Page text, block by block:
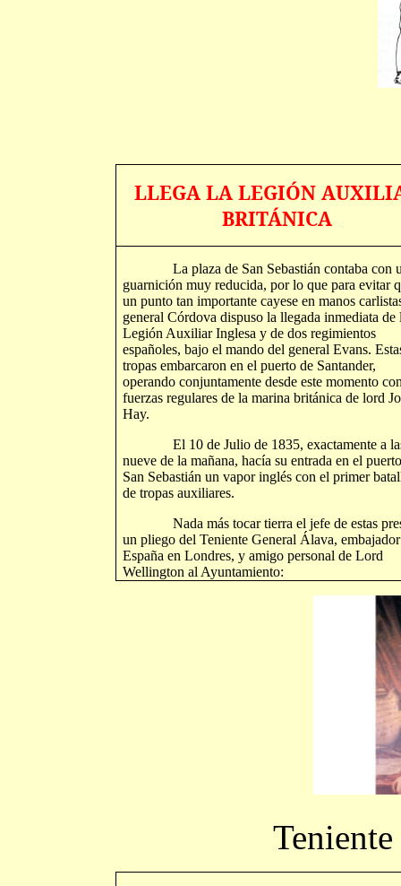
LLEGA LA LEGIÓN
BRITÁNICA
La plaza de San Sebastián contaba con
guarnición muy reducida, por lo que para evitar
un punto tan importante cayese en manos
general Córdova dispuso la llegada inmediata de
Legión Auxiliar Inglesa y de dos regimientos
españoles, bajo el mando del general Evans.
tropas embarcaron en el puerto de Santander,
operando conjuntamente desde este momento
fuerzas regulares de la marina británica de lord
Hay.
El 10 de Julio de 1835, exactamente a
nueve de la mañana, hacía su entrada en el
San Sebastián un vapor inglés con el primer
de tropas auxiliares.
Nada más tocar tierra el jefe de estas
un pliego del Teniente General Álava,
España en Londres, y amigo personal de Lord
Wellington al Ayuntamiento: